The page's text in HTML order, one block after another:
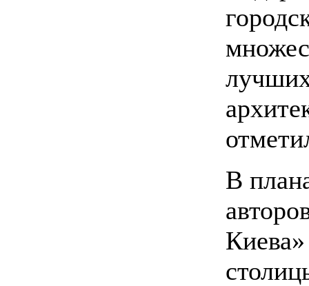
В